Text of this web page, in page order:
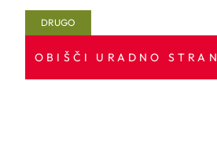
DRUGO
OBIŠČI URADNO STRAN